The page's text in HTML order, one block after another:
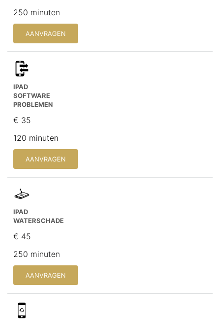
250 minuten
AANVRAGEN
IPAD
SOFTWARE
PROBLEMEN
€ 35
120 minuten
AANVRAGEN
IPAD
WATERSCHADE
€ 45
250 minuten
AANVRAGEN